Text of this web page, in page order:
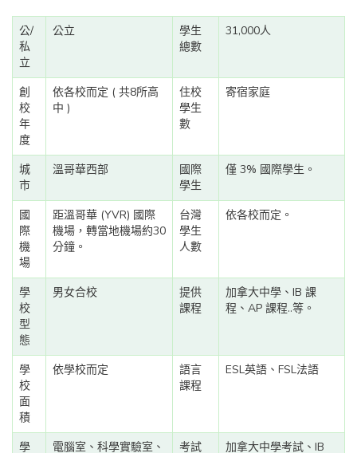
公/
私
立
公立
學生
總數
31,000人
創
校
年
度
依各校而定 ( 共8所高
中 )
住校
學生
數
寄宿家庭
城
市
溫哥華西部
國際
學生
僅 3% 國際學生。
國
際
機
場
距溫哥華 (YVR) 國際
機場，轉當地機場約30
分鐘。
台灣
學生
人數
依各校而定。
學
校
型
態
男女合校
提供
課程
加拿大中學、IB 課
程、AP 課程..等。
學
校
面
積
依學校而定
語言
課程
ESL英語、FSL法語
學
電腦室、科學實驗室、
考試
加拿大中學考試、IB